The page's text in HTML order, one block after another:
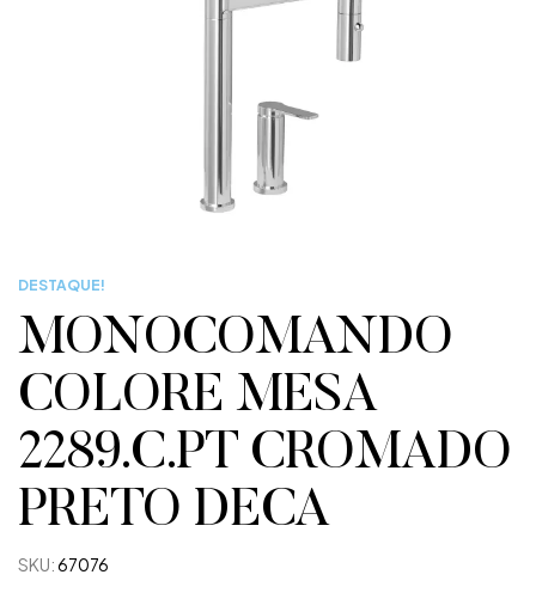
DESTAQUE!
MONOCOMANDO
COLORE MESA
2289.C.PT CROMADO
PRETO DECA
SKU:67076